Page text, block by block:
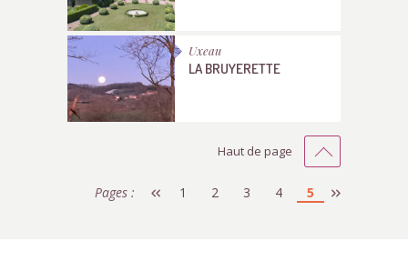
Uxeau
LA BRUYERETTE
Haut de page
Pages : 1 2 3 4 5